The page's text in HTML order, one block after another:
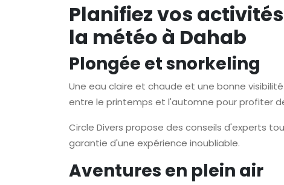
Planifiez vos
la météo à Dahab
Plongée et snorkeling
Une eau claire et chaude et une bonne
entre le printemps et l'automne pour profiter
Circle Divers propose des conseils d'experts
garantie d'une expérience inoubliable.
Aventures en plein air